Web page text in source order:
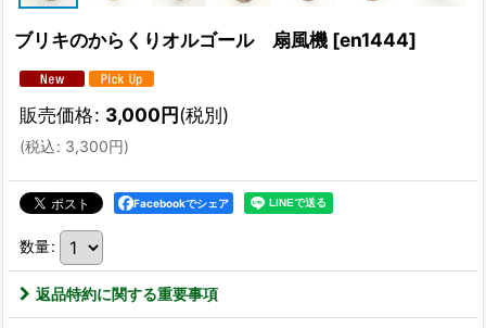
ブリキのからくりオルゴール 扇風機 [en1444]
販売価格: 3,000円(税別)
(税込: 3,300円)
Facebookでシェア
数量:
返品特約に関する重要事項